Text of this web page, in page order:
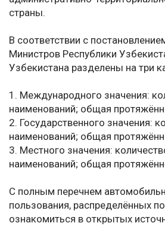
страны.
В соответствии с
Министров Республики
Узбекистана разделены на три
1. Международного значения:
наименований; общая
2. Государственного значения:
наименований; общая
3. Местного значения:
наименований; общая
С полным перечнем
пользования, распределённых
ознакомиться в открытых